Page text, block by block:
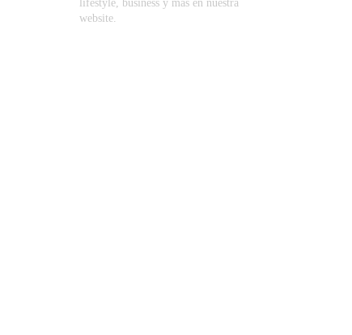
lifestyle, business y más en nuestra
website.